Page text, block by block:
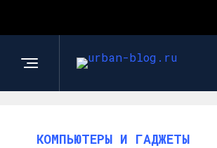
КОМПЬЮТЕРЫ И ГАДЖЕТЫ